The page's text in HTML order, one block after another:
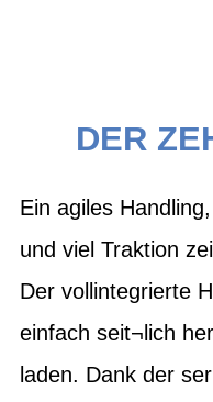
DER
Ein agiles
und viel Traktion
Der vollintegrierte
einfach seit¬lich
laden. Dank der